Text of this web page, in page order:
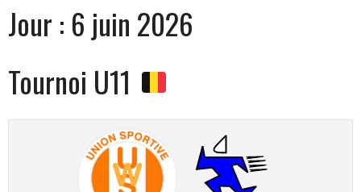
Jour : 6 juin 2026
Tournoi U11